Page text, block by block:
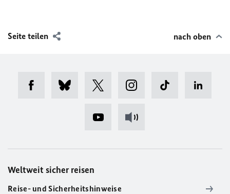
Seite teilen nach oben
Weltweit sicher reisen
Reise- und Sicherheitshinweise